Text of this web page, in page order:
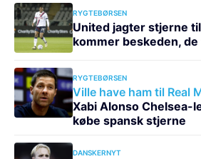
RYGTEBØRSEN
United jagter stjerne
kommer beskeden,
RYGTEBØRSEN
Ville have ham til Real
Xabi Alonso Chelsea-
købe spansk stjerne
DANSKERNYT